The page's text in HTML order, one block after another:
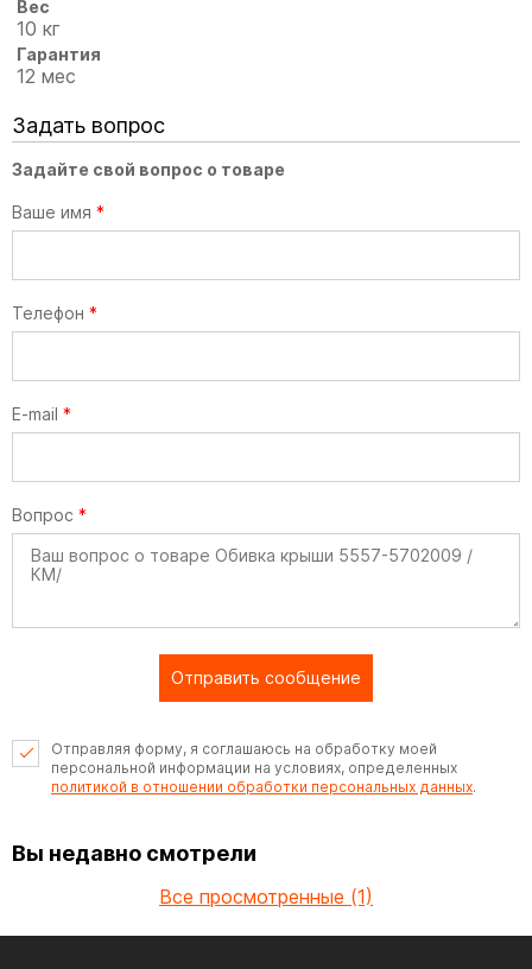
Вес
10 кг
Гарантия
12 мес
Задать вопрос
Задайте свой вопрос о товаре
Ваше имя *
Телефон *
E-mail *
Вопрос *
Отправить сообщение
Отправляя форму, я соглашаюсь на обработку моей
персональной информации на условиях, определенных
политикой в отношении обработки персональных данных.
Вы недавно смотрели
Все просмотренные (1)